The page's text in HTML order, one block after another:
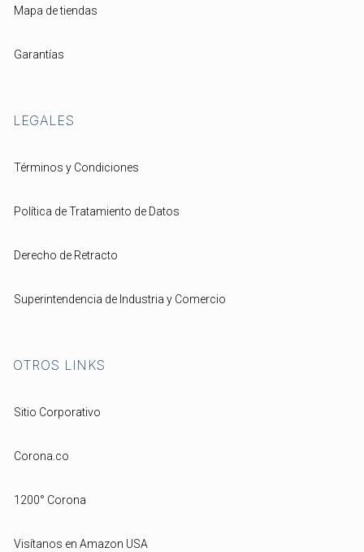
Mapa de tiendas
Garantías
LEGALES
Términos y Condiciones
Política de Tratamiento de Datos
Derecho de Retracto
Superintendencia de Industria y Comercio
OTROS LINKS
Sitio Corporativo
Corona.co
1200° Corona
Visítanos en Amazon USA